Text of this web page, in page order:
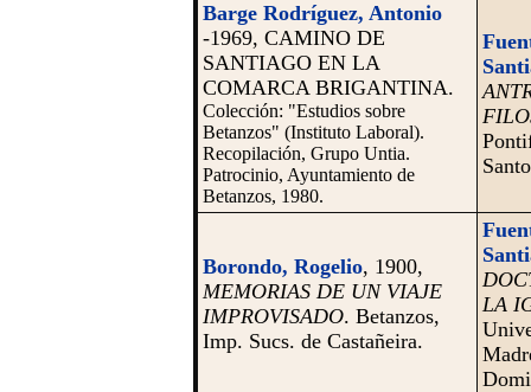
Barge Rodríguez, Antonio
-1969, CAMINO DE
SANTIAGO EN LA
COMARCA BRIGANTINA.
Colección: "Estudios sobre
Betanzos" (Instituto Laboral).
Recopilación, Grupo Untia.
Patrocinio, Ayuntamiento de
Betanzos, 1980.
Borondo, Rogelio, 1900,
MEMORIAS DE UN VIAJE
IMPROVISADO. Betanzos,
Imp. Sucs. de Castañeira.
LA